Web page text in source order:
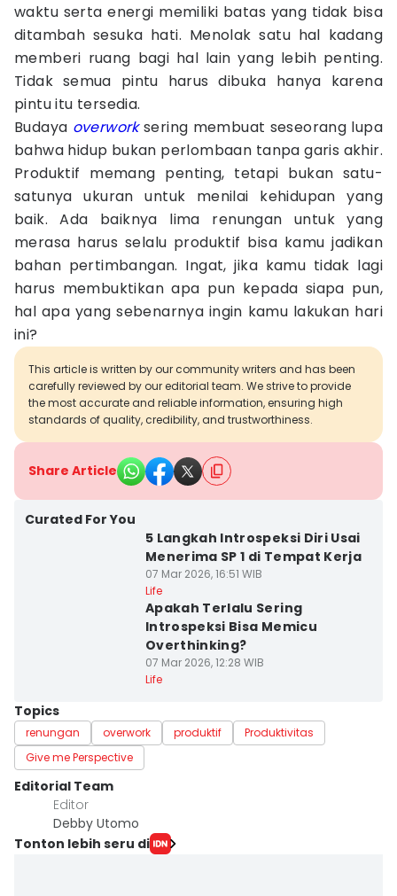
waktu serta energi memiliki batas yang tidak bisa
ditambah sesuka hati. Menolak satu hal kadang
memberi ruang bagi hal lain yang lebih penting.
Tidak semua pintu harus dibuka hanya karena
pintu itu tersedia.
Budaya overworksering membuat seseorang lupa
bahwa hidup bukan perlombaan tanpa garis akhir.
Produktif memang penting, tetapi bukan satu-
satunya ukuran untuk menilai kehidupan yang
baik. Ada baiknya lima renungan untuk yang
merasa harus selalu produktif bisa kamu jadikan
bahan pertimbangan. Ingat, jika kamu tidak lagi
harus membuktikan apa pun kepada siapa pun,
hal apa yang sebenarnya ingin kamu lakukan hari
ini?
This article is written by our community writers and has been
carefully reviewed by our editorial team. We strive to provide
the most accurate and reliable information, ensuring high
standards of quality, credibility, and trustworthiness.
Share Article
Curated For You
5 Langkah Introspeksi Diri Usai
Menerima SP 1 di Tempat Kerja
07 Mar 2026, 16:51 WIB
Life
Apakah Terlalu Sering
Introspeksi Bisa Memicu
Overthinking?
07 Mar 2026, 12:28 WIB
Life
Topics
renungan overwork produktif
Produktivitas
Give me Perspective
Editorial Team
Editor
Debby Utomo
Tonton lebih seru di